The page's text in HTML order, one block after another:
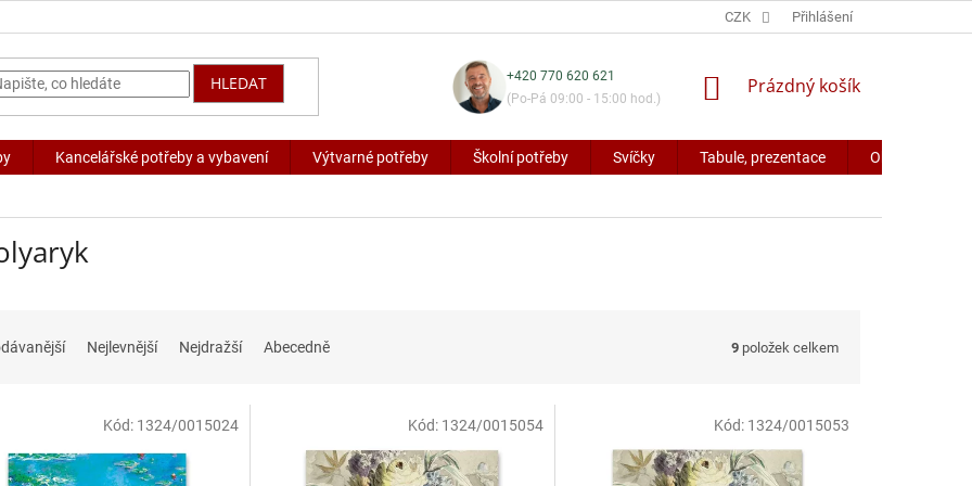
CZK Přihlášení
HLEDAT
+420 770 620 621
(Po-Pá 09:00 - 15:00 hod.)
NÁKUPNÍ
Prázdný košík
Kancelářské potřeby a vybavení Výtvarné potřeby Školní potřeby Svíčky Tabule, prezentace Obaly a
Nejlevnější Nejdražší Abecedně 9 položek celkem
Kód: 1324/0015024 Kód: 1324/0015054 Kód: 1324/0015053